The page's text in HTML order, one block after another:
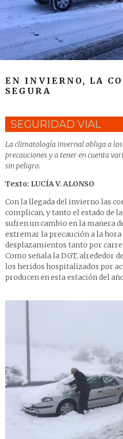
EN INVIERNO, LA
SEGURA
SEGURIDAD VIAL
La climatología invernal obliga a
precauciones y a tener en cuenta
sin peligro.
Texto: LUCÍA V. ALONSO
Con la llegada del invierno las
complican, y tanto el estado de
sufren un cambio en la manera
extremar la precaución a la hora
desplazamientos tanto por
Como señala la DGT, alrededor
los heridos hospitalizados por
producen en esta estación del